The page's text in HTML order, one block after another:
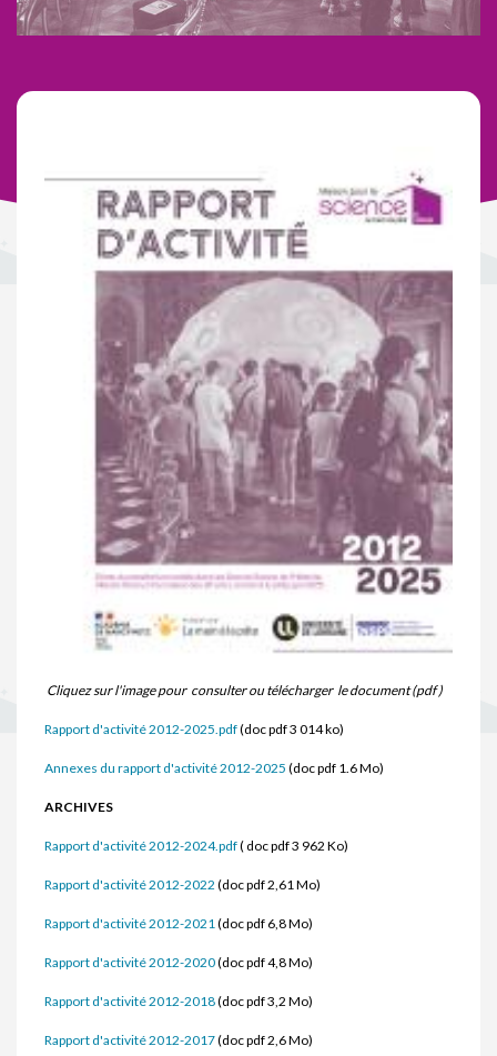
Cliquez sur l'image pour consulter ou télécharger le document (pdf )
Rapport d'activité 2012-2025.pdf(doc pdf 3 014 ko)
Annexes du rapport d'activité 2012-2025 (doc pdf 1.6 Mo)
ARCHIVES
Rapport d'activité 2012-2024.pdf( doc pdf 3 962 Ko)
Rapport d'activité 2012-2022 (doc pdf 2,61 Mo)
Rapport d'activité 2012-2021(doc pdf 6,8 Mo)
Rapport d'activité 2012-2020(doc pdf 4,8 Mo)
Rapport d'activité 2012-2018(doc pdf 3,2 Mo)
Rapport d'activité 2012-2017(doc pdf 2,6 Mo)